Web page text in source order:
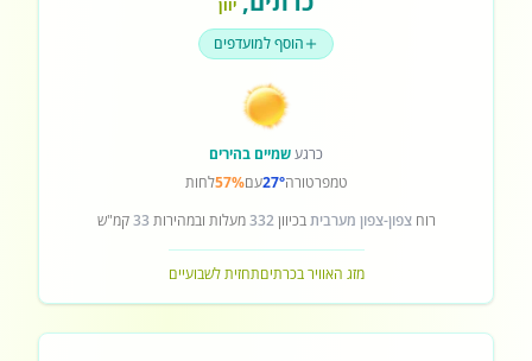
יוון
הוסף למועדפים
כרגעשמיים בהירים
טמפרטורה27°עם57%לחות
רוחצפון-צפון מערביתבכיוון332מעלות ובמהירות 33קמ"ש
מזג האוויר בכרתיםתחזית לשבועיים